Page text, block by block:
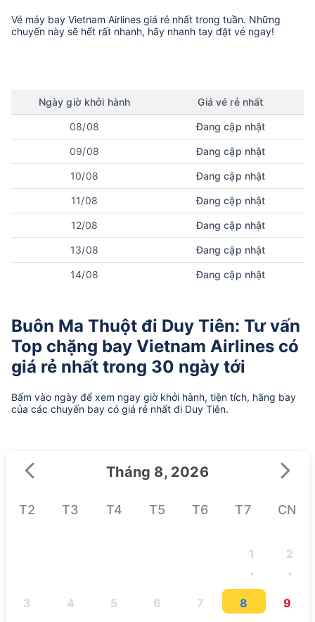
Vé máy bay Vietnam Airlines giá rẻ nhất trong tuần. Những
chuyến này sẽ hết rất nhanh, hãy nhanh tay đặt vé ngay!
Ngày giờ khởi hành Giá vé rẻ nhất
08/08 Đang cập nhật
09/08 Đang cập nhật
10/08 Đang cập nhật
11/08 Đang cập nhật
12/08 Đang cập nhật
13/08 Đang cập nhật
14/08 Đang cập nhật
Buôn Ma Thuột đi Duy Tiên: Tư vấn
Top chặng bay Vietnam Airlines có
giá rẻ nhất trong 30 ngày tới
Bấm vào ngày để xem ngay giờ khởi hành, tiện tích, hãng bay
của các chuyến bay có giá rẻ nhất đi Duy Tiên.
Tháng 8, 2026
T2 T3 T4 T5 T6 T7 CN
1
-
2
-
3 4 5 6 7 8 9